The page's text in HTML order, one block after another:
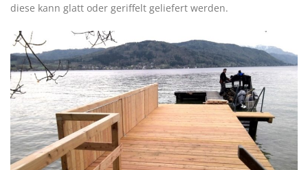
diese kann glatt oder geriffelt geliefert werden.